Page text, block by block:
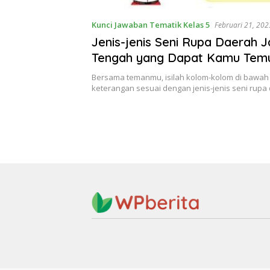
Kunci Jawaban Tematik Kelas 5 Februari 21,
Jenis-jenis Seni Rupa Daerah
Tengah yang Dapat Kamu
Daerah Sekitar Tempat
Bersama temanmu, isilah kolom-kolom di
keterangan sesuai dengan jenis-jenis seni